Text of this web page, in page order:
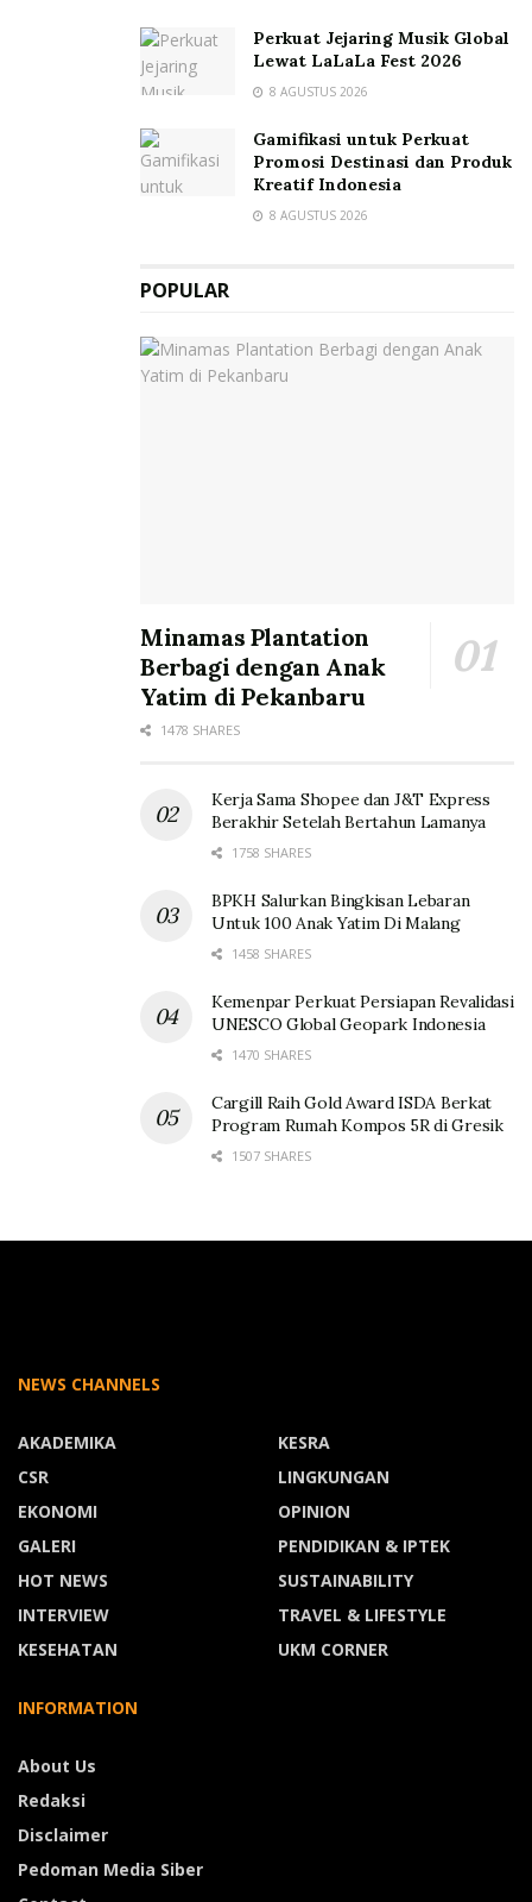
Perkuat Jejaring Musik Global
Lewat LaLaLa Fest 2026
8 AGUSTUS 2026
Gamifikasi untuk Perkuat
Promosi Destinasi dan Produk
Kreatif Indonesia
8 AGUSTUS 2026
POPULAR
Minamas Plantation
Berbagi dengan Anak
Yatim di Pekanbaru
1478 SHARES
Kerja Sama Shopee dan J&T Express
Berakhir Setelah Bertahun Lamanya
1758 SHARES
BPKH Salurkan Bingkisan Lebaran
Untuk 100 Anak Yatim Di Malang
1458 SHARES
Kemenpar Perkuat Persiapan Revalidasi
UNESCO Global Geopark Indonesia
1470 SHARES
Cargill Raih Gold Award ISDA Berkat
Program Rumah Kompos 5R di Gresik
1507 SHARES
NEWS CHANNELS
AKADEMIKA
CSR
EKONOMI
GALERI
HOT NEWS
INTERVIEW
KESEHATAN
KESRA
LINGKUNGAN
OPINION
PENDIDIKAN & IPTEK
SUSTAINABILITY
TRAVEL & LIFESTYLE
UKM CORNER
INFORMATION
About Us
Redaksi
Disclaimer
Pedoman Media Siber